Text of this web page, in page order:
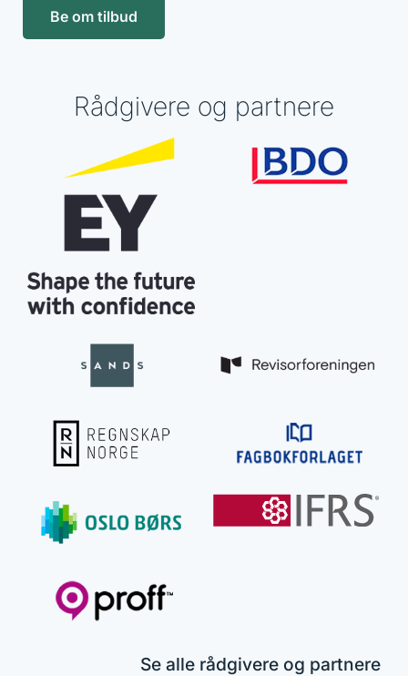
Be om tilbud
Rådgivere og partnere
Se alle rådgivere og partnere